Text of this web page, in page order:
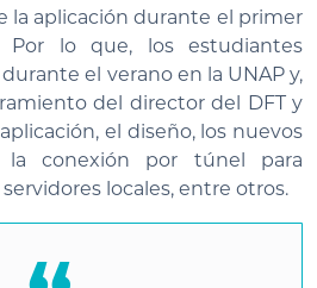
la aplicación durante el primer
Por lo que, los estudiantes
el verano en la UNAP y,
del director del DFT y
el diseño, los nuevos
la conexión por túnel para
locales, entre otros.